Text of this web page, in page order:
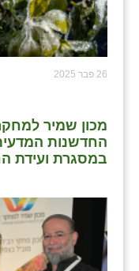
26 פבר 2025
מכון שמיר
החדשנות
במסגרת ועידת